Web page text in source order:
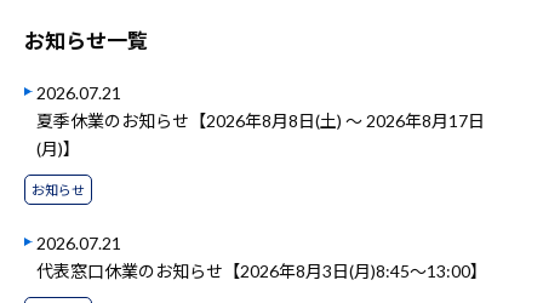
お知らせ一覧
2026.07.21
夏季休業のお知らせ【2026年8月8日(土) ～ 2026年8月17日
(月)】
お知らせ
2026.07.21
代表窓口休業のお知らせ【2026年8月3日(月)8:45～13:00】